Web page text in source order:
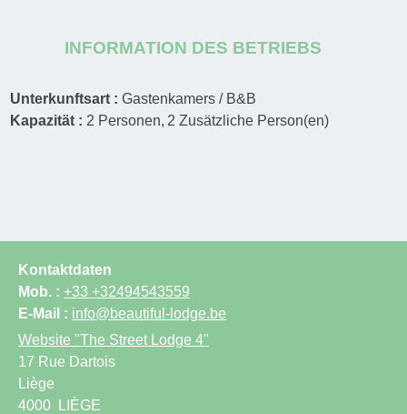
INFORMATION DES BETRIEBS
Unterkunftsart :Gastenkamers / B&B
Kapazität : 2 Personen 2 Zusätzliche Person(en)
Kontaktdaten
Mob. : +33 +32494543559
E-Mail : info@beautiful-lodge.be
Website "The Street Lodge 4"
17 Rue Dartois
Liège
4000
LIÈGE